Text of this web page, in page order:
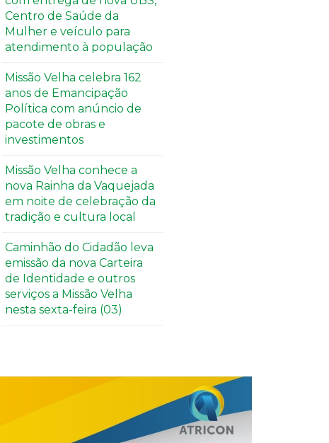
Centro de Saúde da
Mulher e veículo para
atendimento à população
Missão Velha celebra 162
anos de Emancipação
Política com anúncio de
pacote de obras e
investimentos
Missão Velha conhece a
nova Rainha da Vaquejada
em noite de celebração da
tradição e cultura local
Caminhão do Cidadão leva
emissão da nova Carteira
de Identidade e outros
serviços a Missão Velha
nesta sexta-feira (03)